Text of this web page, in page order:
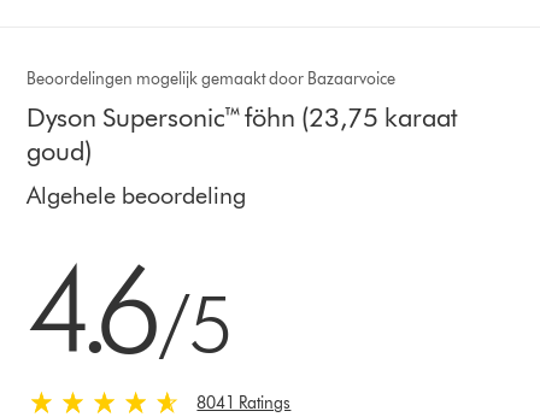
Beoordelingen mogelijk gemaakt door Bazaarvoice
Dyson Supersonic™ föhn (23,75 karaat
goud)
Algehele beoordeling
4.6/5
8041 Ratings